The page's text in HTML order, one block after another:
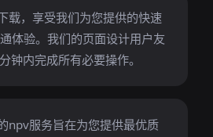
载，享受我们为您提供的快速
体验。我们的页面设计用户友
钟内完成所有必要操作。
npv服务旨在为您提供最优质